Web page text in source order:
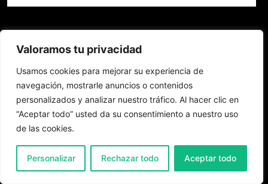
Valoramos tu privacidad
Usamos cookies para mejorar su experiencia de
navegación, mostrarle anuncios o contenidos
personalizados y analizar nuestro tráfico. Al hacer clic en
“Aceptar todo” usted da su consentimiento a nuestro uso
de las cookies.
Personalizar Rechazar todo Aceptar todo